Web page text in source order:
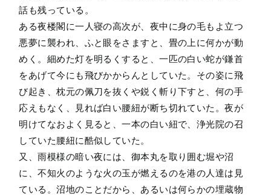
話も残っている。
ある夜楼閣に一人寝の高次が、夜中に身の毛もよ立つ
悪夢に襲われ、ふと眼をさますと、畳の上に何かが動
めく。細めた灯を明るくすると、一匹の白い蛇が鎌首
をあげて今にも飛びかからんとしていた。その姿に飛
び起き、枕元の佩刀を抜くや鋭く斬り下すと、何の手
応えもなく、見れば白い腰紐が断ち切れていた。夜が
明けてなおよく見ると、一本の白い紐で、浄光院の召
していた腰紐に酷似していた。
又、雨模様の暗い夜には、御本丸を取り囲む堀や沼
に、不知火のような火の玉が燃えるのを港の人達は見
ている。沼地のことだから、あるいは何らかの埋蔵物